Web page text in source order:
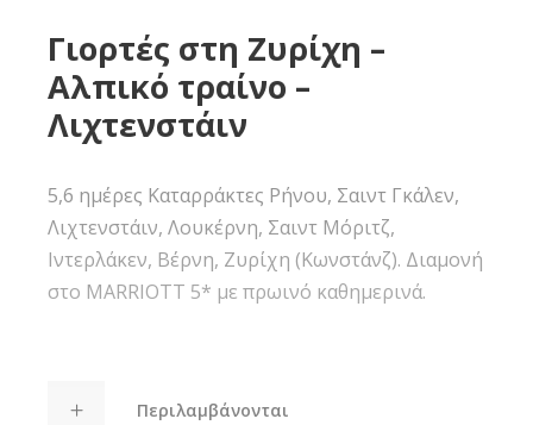
Γιορτές στη Ζυρίχη –
Αλπικό τραίνο –
Λιχτενστάιν
5,6 ημέρες Καταρράκτες Ρήνου, Σαιντ Γκάλεν,
Λιχτενστάιν, Λουκέρνη, Σαιντ Μόριτζ,
Ιντερλάκεν, Βέρνη, Ζυρίχη (Κωνστάνζ). Διαμονή
στο MARRIOTT 5* με πρωινό καθημερινά.
Περιλαμβάνονται